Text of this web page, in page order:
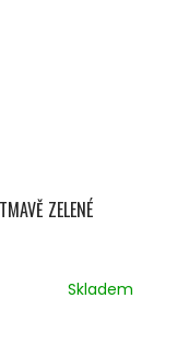
ZELENÉ
Skladem